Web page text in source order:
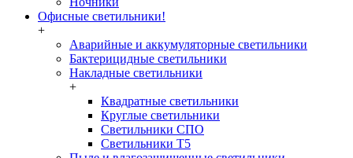
Офисные светильники!
+
Аварийные и аккумуляторные светильники
Бактерицидные светильники
Накладные светильники
+
Квадратные светильники
Круглые светильники
Светильники СПО
Светильники Т5